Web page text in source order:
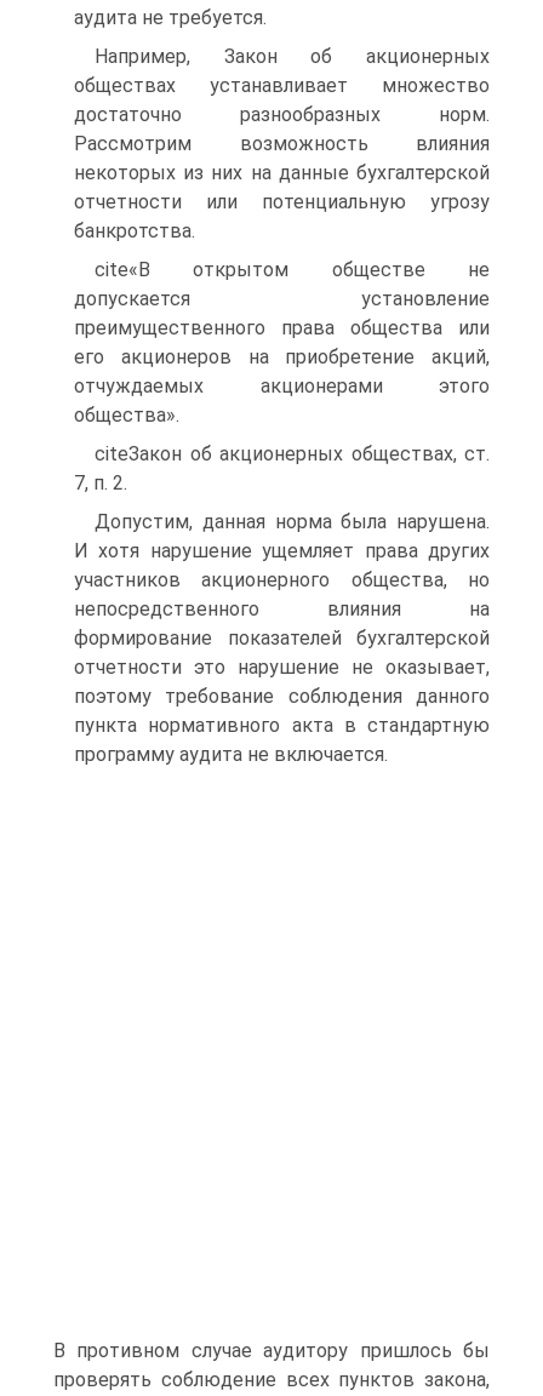
аудита не требуется.
Например, Закон об акционерных
обществах устанавливает множество
достаточно разнообразных норм.
Рассмотрим возможность влияния
некоторых из них на данные бухгалтерской
отчетности или потенциальную угрозу
банкротства.
cite«В открытом обществе не
допускается установление
преимущественного права общества или
его акционеров на приобретение акций,
отчуждаемых акционерами этого
общества».
citeЗакон об акционерных обществах, ст.
7, п. 2.
Допустим, данная норма была нарушена.
И хотя нарушение ущемляет права других
участников акционерного общества, но
непосредственного влияния на
формирование показателей бухгалтерской
отчетности это нарушение не оказывает,
поэтому требование соблюдения данного
пункта нормативного акта в стандартную
программу аудита не включается.
В противном случае аудитору пришлось бы
проверять соблюдение всех пунктов закона,